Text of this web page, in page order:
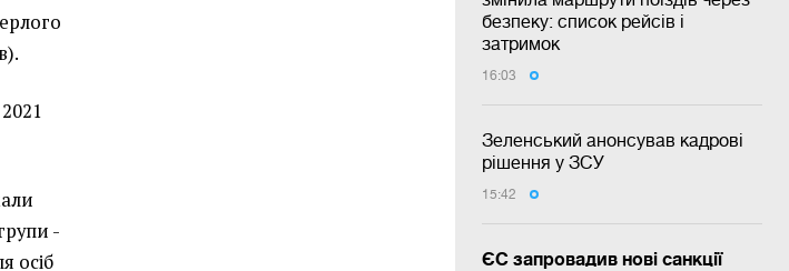
безпеку: список рейсів і
затримок
16:03
Зеленський анонсував кадрові
рішення у ЗСУ
15:42
ЄС запровадив нові санкції
-
осіб